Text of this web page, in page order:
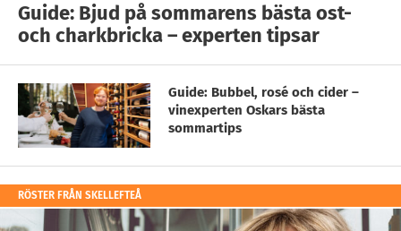
Guide: Bjud på sommarens bästa ost-
och charkbricka – experten tipsar
Guide: Bubbel, rosé och cider –
vinexperten Oskars bästa
sommartips
RÖSTER FRÅN SKELLEFTEÅ